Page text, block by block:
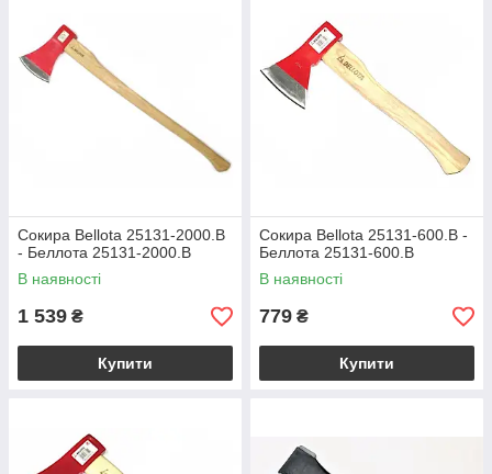
Сокира Bellota 25131-2000.B
- Беллота 25131-2000.B
В наявності
1 539 ₴
Купити
Сокира Bellota 25131-600.B -
Беллота 25131-600.B
В наявності
779 ₴
Купити